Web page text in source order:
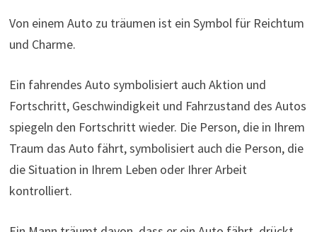
Von einem Auto zu träumen ist ein Symbol für Reichtum
und Charme.
Ein fahrendes Auto symbolisiert auch Aktion und
Fortschritt, Geschwindigkeit und Fahrzustand des Autos
spiegeln den Fortschritt wieder. Die Person, die in Ihrem
Traum das Auto fährt, symbolisiert auch die Person, die
die Situation in Ihrem Leben oder Ihrer Arbeit
kontrolliert.